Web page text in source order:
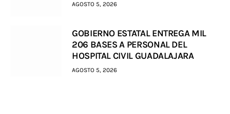
AGOSTO 5, 2026
GOBIERNO ESTATAL ENTREGA MIL
206 BASES A PERSONAL DEL
HOSPITAL CIVIL GUADALAJARA
AGOSTO 5, 2026